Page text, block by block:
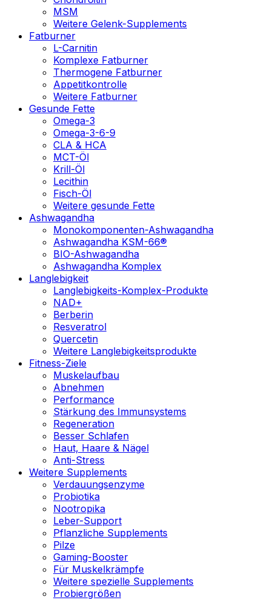
MSM
Weitere Gelenk-Supplements
Fatburner
L-Carnitin
Komplexe Fatburner
Thermogene Fatburner
Appetitkontrolle
Weitere Fatburner
Gesunde Fette
Omega-3
Omega-3-6-9
CLA & HCA
MCT-Öl
Krill-Öl
Lecithin
Fisch-Öl
Weitere gesunde Fette
Ashwagandha
Monokomponenten-Ashwagandha
Ashwagandha KSM-66®
BIO-Ashwagandha
Ashwagandha Komplex
Langlebigkeit
Langlebigkeits-Komplex-Produkte
NAD+
Berberin
Resveratrol
Quercetin
Weitere Langlebigkeitsprodukte
Fitness-Ziele
Muskelaufbau
Abnehmen
Performance
Stärkung des Immunsystems
Regeneration
Besser Schlafen
Haut, Haare & Nägel
Anti-Stress
Weitere Supplements
Verdauungsenzyme
Probiotika
Nootropika
Leber-Support
Pflanzliche Supplements
Pilze
Gaming-Booster
Für Muskelkrämpfe
Weitere spezielle Supplements
Probiergrößen